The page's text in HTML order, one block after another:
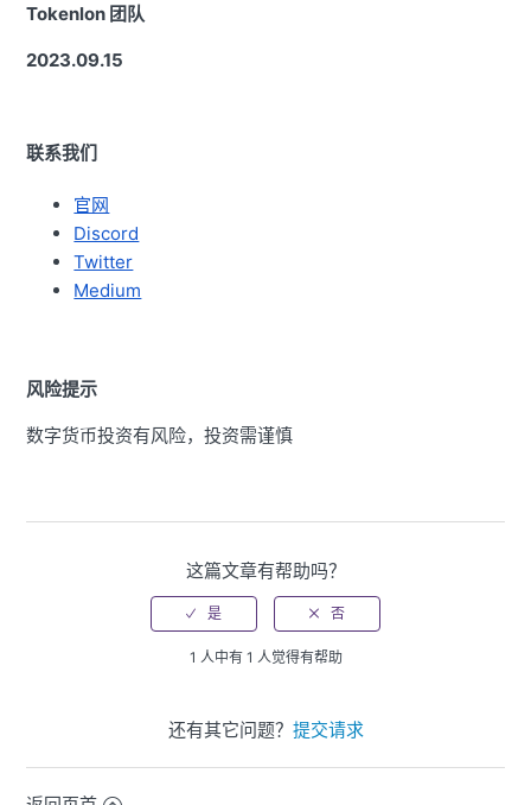
Tokenlon 团队
2023.09.15
联系我们
官网
Discord
Twitter
Medium
风险提示
数字货币投资有风险，投资需谨慎
这篇文章有帮助吗？
1 人中有 1 人觉得有帮助
还有其它问题？ 提交请求